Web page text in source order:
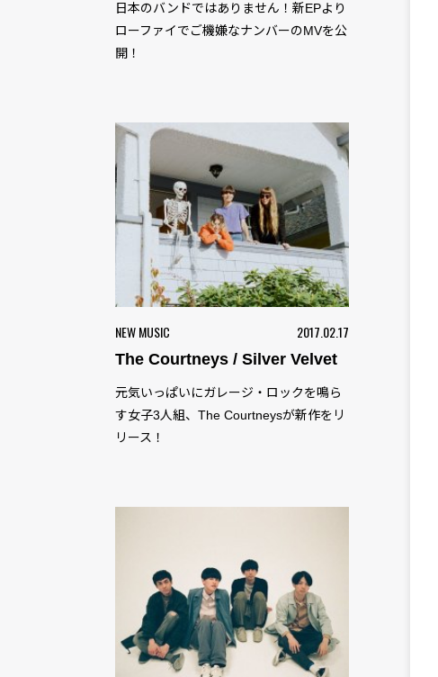
日本のバンドではありません！新EPより
ローファイでご機嫌なナンバーのMVを公
開！
NEW MUSIC 2017.02.17
The Courtneys / Silver Velvet
元気いっぱいにガレージ・ロックを鳴ら
す女子3人組、The Courtneysが新作をリ
リース！